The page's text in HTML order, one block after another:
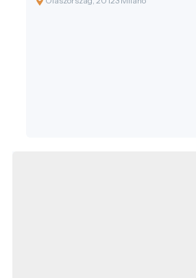
közötti fedett átjáró nem egyszerű